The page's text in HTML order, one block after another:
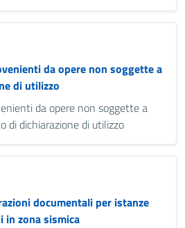
da opere non soggette a
di utilizzo
da opere non soggette a
di dichiarazione di utilizzo
documentali per istanze
in zona sismica